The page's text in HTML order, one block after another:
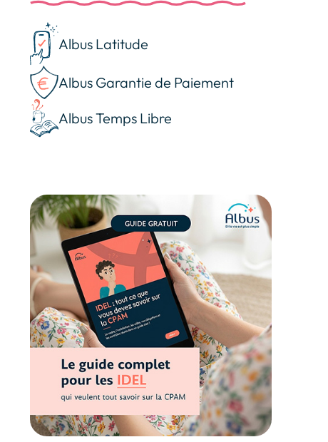
Albus Latitude
Albus Garantie de Paiement
Albus Temps Libre